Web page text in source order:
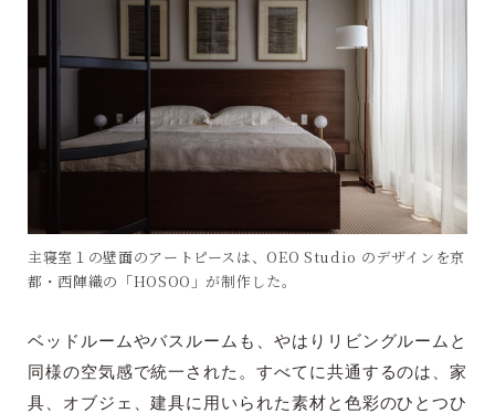
主寝室１の壁面のアートピースは、OEO Studio のデザインを京
都・西陣織の「HOSOO」が制作した。
ベッドルームやバスルームも、やはりリビングルームと
同様の空気感で統一された。すべてに共通するのは、家
具、オブジェ、建具に用いられた素材と色彩のひとつひ